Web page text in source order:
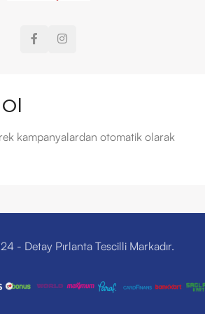
kampanyalardan otomatik olarak
- Detay Pırlanta Tescilli Markadır.